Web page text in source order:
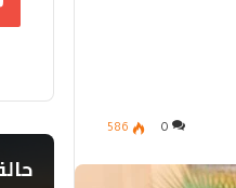
0
586